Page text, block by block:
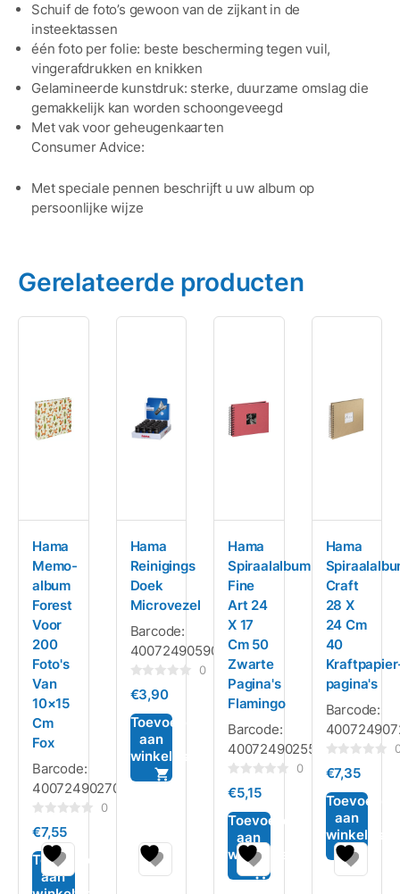
Schuif de foto’s gewoon van de zijkant in de
insteektassen
één foto per folie: beste bescherming tegen vuil,
vingerafdrukken en knikken
Gelamineerde kunstdruk: sterke, duurzame omslag die
gemakkelijk kan worden schoongeveegd
Met vak voor geheugenkaarten
Consumer Advice:
Met speciale pennen beschrijft u uw album op
persoonlijke wijze
Gerelateerde producten
Hama
Memo-
album
Forest
Voor
200
Foto's
Van
10×15
Cm
Fox
Barcode:
4007249027009
0
uit
5
0
€7,55
Toevoegen
aan
Hama
Reinigings
Doek
Microvezel
Barcode:
4007249059048
0
5
0
€3,90
Toevoegen
aan
winkelwagen
Hama
Spiraalalbum
Fine
Art 24
X 17
Cm 50
Zwarte
Pagina's
Flamingo
Barcode:
4007249025555
0
5
0
€5,15
Toevoegen
aan
winkelwagen
Hama
Craft
28 X
24 Cm
40
pagina's
Barcode:
0
5
€7,35
Toevoegen
aan